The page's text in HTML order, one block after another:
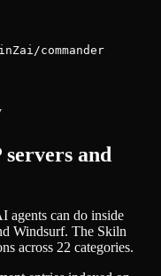
commander
and
agents can do inside
Windsurf. The Skiln
across 22 categories.